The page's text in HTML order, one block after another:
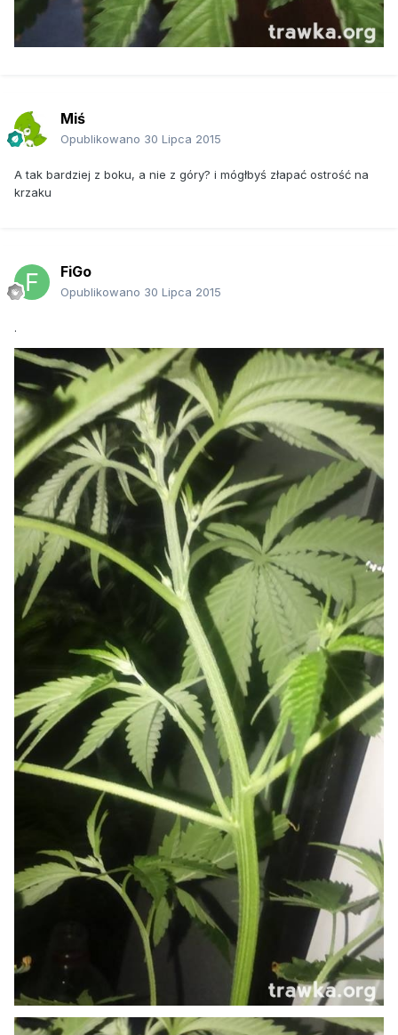
Miś
Opublikowano 30 Lipca 2015
A tak bardziej z boku, a nie z góry? i mógłbyś złapać ostrość na
krzaku
FiGo
Opublikowano 30 Lipca 2015
.